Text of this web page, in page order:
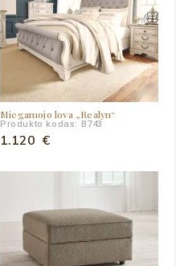
Miegamojo lova „Realyn“
Produkto kodas: B743
1.120 €